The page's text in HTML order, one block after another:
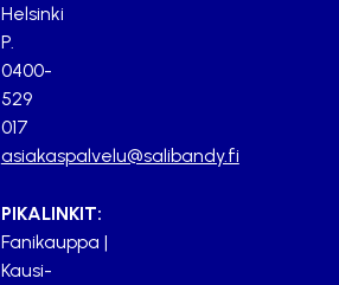
Helsinki
P.
0400-
529
017
asiakaspalvelu@salibandy.fi
PIKALINKIT:
Fanikauppa |
Kausi-